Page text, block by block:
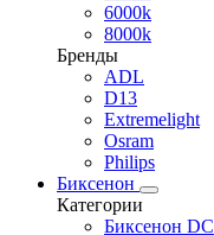
6000k
8000k
Бренды
ADL
D13
Extremelight
Osram
Philips
Биксенон
Категории
Биксенон DC